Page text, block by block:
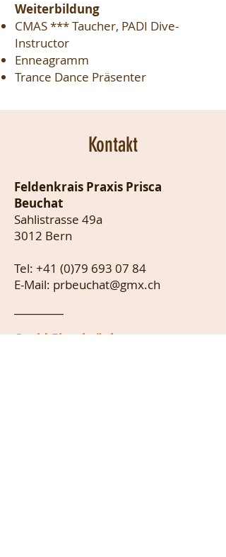
Weiterbildung
CMAS *** Taucher, PADI Dive-
Instructor
Enneagramm
Trance Dance Präsenter
Kontakt
Feldenkrais Praxis Prisca
Beuchat
Sahlistrasse 49a
3012 Bern
Tel: +41 (0)79 693 07 84
E-Mail: prbeuchat@gmx.ch
Covid-Einschränkungen